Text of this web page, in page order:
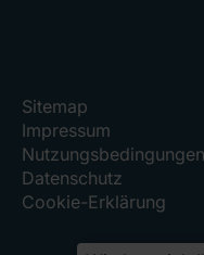
Sitemap
Impressum
Nutzungsbedingungen
Datenschutz
Cookie-Erklärung